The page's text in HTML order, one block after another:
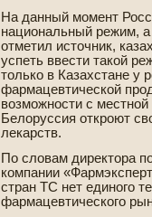
На данный момент
национальный режим,
отметил источник,
успеть вве­сти такой
только в Казахстане у
фармацевтической
возможности с местной
Белоруссия откроют
лекарств.
По словам директора
компании
стран ТС нет единого
фармацевтического